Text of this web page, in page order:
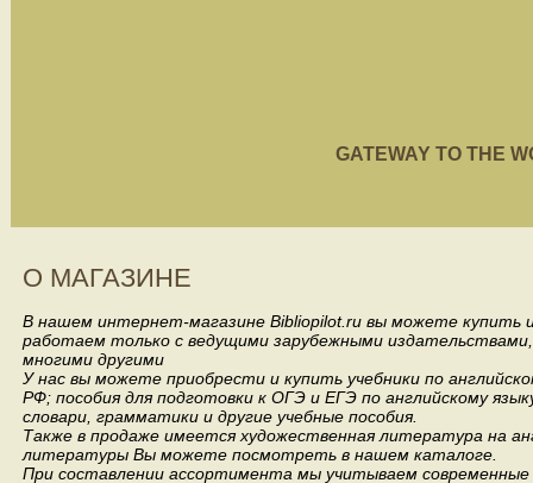
GATEWAY TO THE
О МАГАЗИНЕ
В нашем интернет-магазине Bibliopilot.ru вы можете купить
работаем только с ведущими зарубежными издательствами,
многими другими
У нас вы можете приобрести и купить учебники по
РФ; пособия для подготовки к ОГЭ и ЕГЭ по английскому
словари, грамматики и другие учебные пособия.
Также в продаже имеется художественная литература на
литературы Вы можете посмотреть в нашем каталоге.
При составлении ассортимента мы учитываем